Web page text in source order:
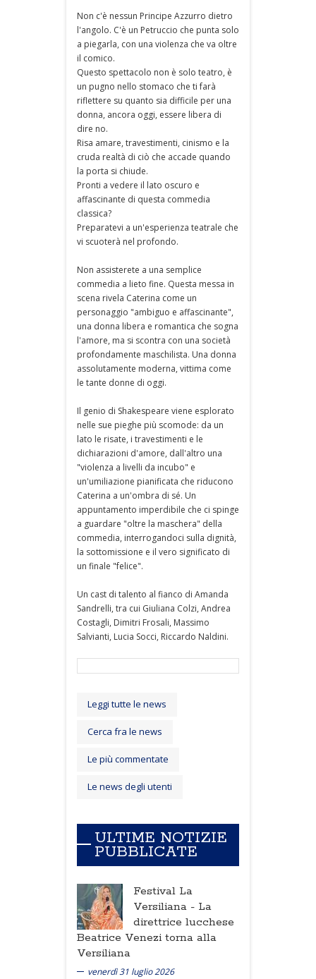
Non c'è nessun Principe Azzurro dietro
l'angolo. C'è un Petruccio che punta solo
a piegarla, con una violenza che va oltre
il comico.
Questo spettacolo non è solo teatro, è
un pugno nello stomaco che ti farà
riflettere su quanto sia difficile per una
donna, ancora oggi, essere libera di
dire no.
Risa amare, travestimenti, cinismo e la
cruda realtà di ciò che accade quando
la porta si chiude.
Pronti a vedere il lato oscuro e
affascinante di questa commedia
classica?
Preparatevi a un'esperienza teatrale che
vi scuoterà nel profondo.
Non assisterete a una semplice
commedia a lieto fine. Questa messa in
scena rivela Caterina come un
personaggio "ambiguo e affascinante",
una donna libera e romantica che sogna
l'amore, ma si scontra con una società
profondamente maschilista. Una donna
assolutamente moderna, vittima come
le tante donne di oggi.
Il genio di Shakespeare viene esplorato
nelle sue pieghe più scomode: da un
lato le risate, i travestimenti e le
dichiarazioni d'amore, dall'altro una
"violenza a livelli da incubo" e
un'umiliazione pianificata che riducono
Caterina a un'ombra di sé. Un
appuntamento imperdibile che ci spinge
a guardare "oltre la maschera" della
commedia, interrogandoci sulla dignità,
la sottomissione e il vero significato di
un finale "felice".
Un cast di talento al fianco di Amanda
Sandrelli, tra cui Giuliana Colzi, Andrea
Costagli, Dimitri Frosali, Massimo
Salvianti, Lucia Socci, Riccardo Naldini.
Leggi tutte le news
Cerca fra le news
Le più commentate
Le news degli utenti
ULTIME NOTIZIE
PUBBLICATE
Festival La
Versiliana - La
direttrice lucchese
Beatrice Venezi torna alla
Versiliana
venerdì 31 luglio 2026